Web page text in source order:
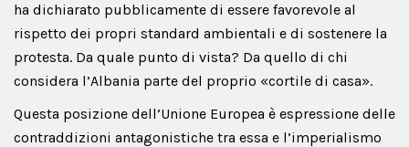
ha dichiarato pubblicamente di essere favorevole al
rispetto dei propri standard ambientali e di sostenere la
protesta. Da quale punto di vista? Da quello di chi
considera l’Albania parte del proprio «cortile di casa».
Questa posizione dell’Unione Europea è espressione delle
contraddizioni antagonistiche tra essa e l’imperialismo